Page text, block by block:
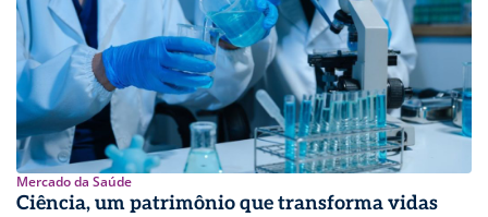
Mercado da Saúde
Ciência, um patrimônio que transforma vidas